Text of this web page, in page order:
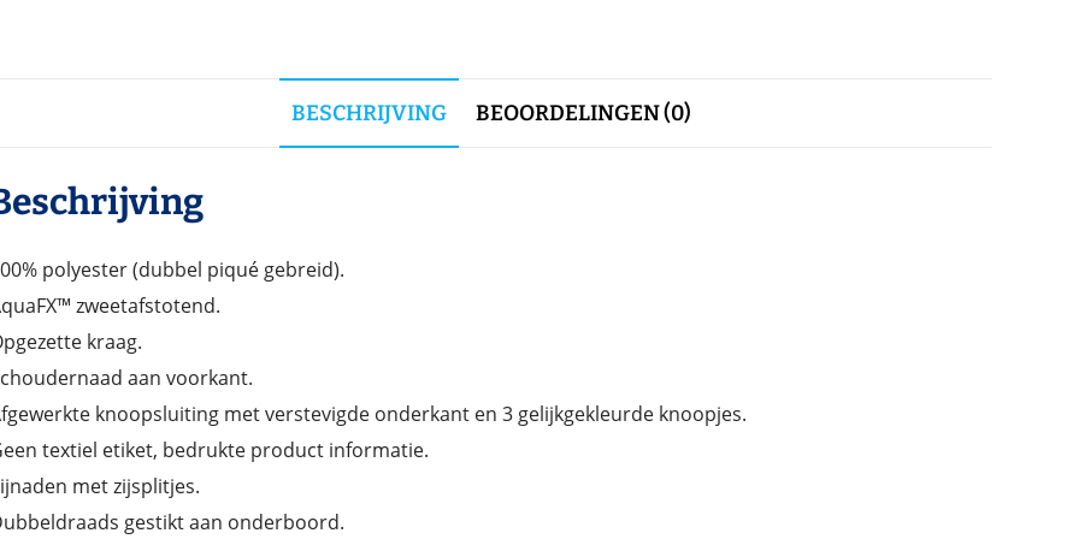
BESCHRIJVING BEOORDELINGEN (0)
polyester (dubbel piqué gebreid).
zweetafstotend.
kraag.
aan voorkant.
knoopsluiting met verstevigde onderkant en 3 gelijkgekleurde knoopjes.
textiel etiket, bedrukte product informatie.
met zijsplitjes.
gestikt aan onderboord.